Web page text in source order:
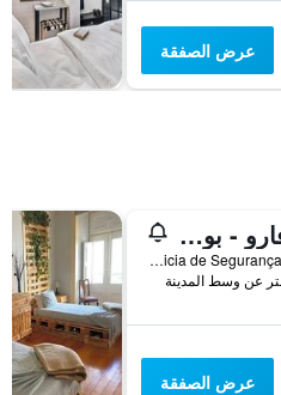
عرض الصفقة
هاي فارو - بوسادا دي جوفينتود - هوستل
Rua da Policia de Segurança Pública, فارو, منطقة فارو, البرتغال
عرض الصفقة